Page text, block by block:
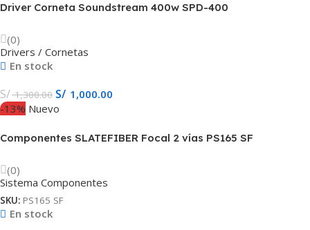
Driver Corneta Soundstream 400w SPD-400
(0)
Drivers / Cornetas
En stock
S/1,300.00 S/ 1,000.00
-13% Nuevo
Componentes SLATEFIBER Focal 2 vías PS165 SF
(0)
Sistema Componentes
SKU: PS165 SF
En stock